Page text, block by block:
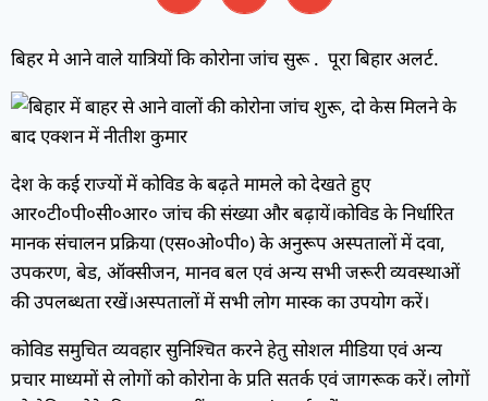
बिहर मे आने वाले यात्रियों कि कोरोना जांच सुरू . पूरा बिहार अलर्ट.
देश के कई राज्यों में कोविड के बढ़ते मामले को देखते हुए
आर०टी०पी०सी०आर० जांच की संख्या और बढ़ायें।कोविड के निर्धारित
मानक संचालन प्रक्रिया (एस०ओ०पी०) के अनुरूप अस्पतालों में दवा,
उपकरण, बेड, ऑक्सीजन, मानव बल एवं अन्य सभी जरूरी व्यवस्थाओं
की उपलब्धता रखें।अस्पतालों में सभी लोग मास्क का उपयोग करें।
कोविड समुचित व्यवहार सुनिश्चित करने हेतु सोशल मीडिया एवं अन्य
प्रचार माध्यमों से लोगों को कोरोना के प्रति सतर्क एवं जागरूक करें। लोगों